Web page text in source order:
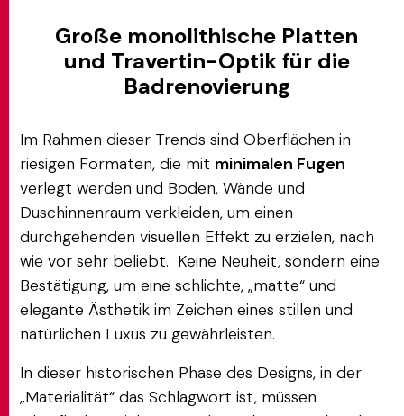
Große monolithische Platten
und Travertin-Optik für die
Badrenovierung
Im Rahmen dieser Trends sind Oberflächen in
riesigen Formaten, die mit minimalen Fugen
verlegt werden und Boden, Wände und
Duschinnenraum verkleiden, um einen
durchgehenden visuellen Effekt zu erzielen, nach
wie vor sehr beliebt. Keine Neuheit, sondern eine
Bestätigung, um eine schlichte, „matte“ und
elegante Ästhetik im Zeichen eines stillen und
natürlichen Luxus zu gewährleisten.
In dieser historischen Phase des Designs, in der
„Materialität“ das Schlagwort ist, müssen